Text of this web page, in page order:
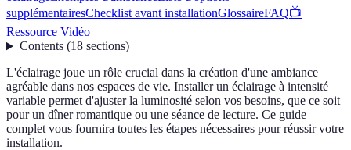
supplémentairesChecklist avant installationGlossaireFAQ📺
Ressource Vidéo
Contents(18 sections)
L'éclairage joue un rôle crucial dans la création d'une ambiance
agréable dans nos espaces de vie. Installer un éclairage à intensité
variable permet d'ajuster la luminosité selon vos besoins, que ce soit
pour un dîner romantique ou une séance de lecture. Ce guide
complet vous fournira toutes les étapes nécessaires pour réussir votre
installation.